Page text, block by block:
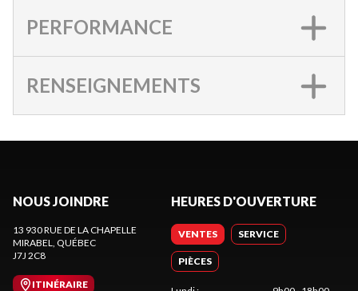
PERFORMANCE
RENSEIGNEMENTS
NOUS JOINDRE
13 930 RUE DE LA CHAPELLE
MIRABEL, QUÉBEC
J7J 2C8
ITINÉRAIRE
HEURES D'OUVERTURE
VENTES SERVICE
PIÈCES